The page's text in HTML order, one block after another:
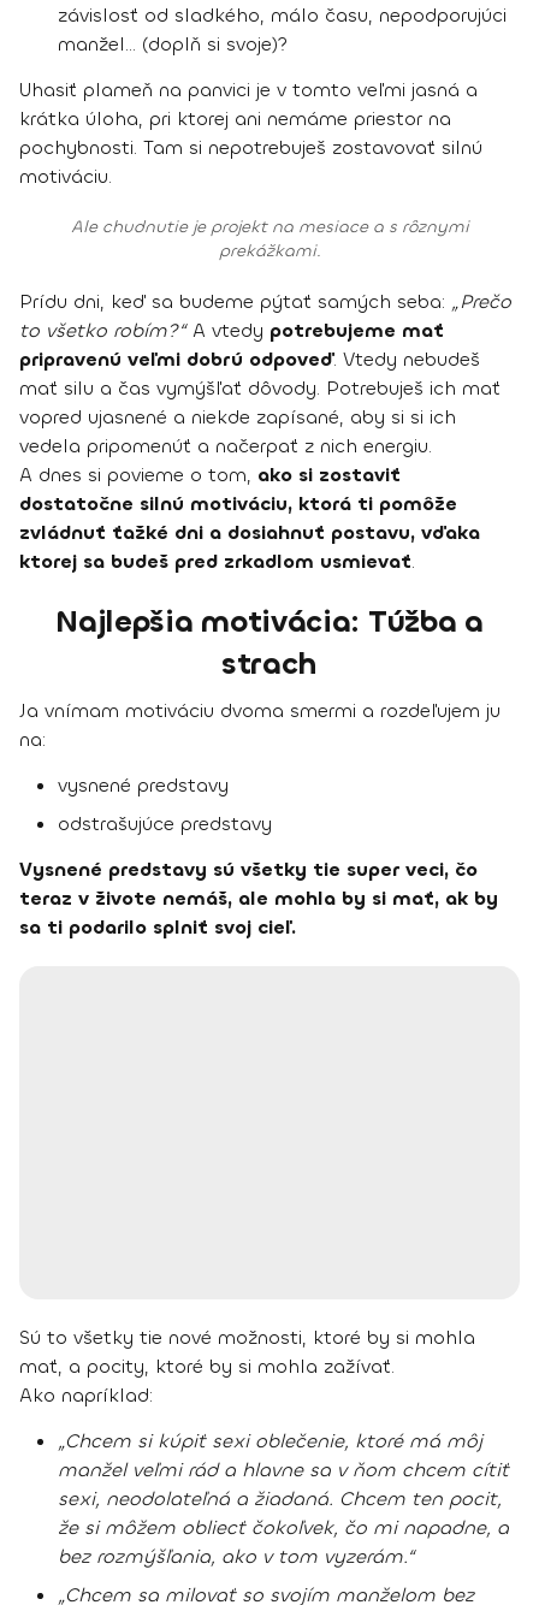
závislosť od sladkého, málo času, nepodporujúci
manžel… (doplň si svoje)?
Uhasiť plameň na panvici je v tomto veľmi jasná a
krátka úloha, pri ktorej ani nemáme priestor na
pochybnosti. Tam si nepotrebuješ zostavovať silnú
motiváciu.
Ale chudnutie je projekt na mesiace a s rôznymi
prekážkami.
Prídu dni, keď sa budeme pýtať samých seba: „Prečo
to všetko robím?“A vtedy potrebujeme mať
pripravenú veľmi dobrú odpoveď. Vtedy nebudeš
mať silu a čas vymýšľať dôvody. Potrebuješ ich mať
vopred ujasnené a niekde zapísané, aby si si ich
vedela pripomenúť a načerpať z nich energiu.
A dnes si povieme o tom, ako si zostaviť
dostatočne silnú motiváciu, ktorá ti pomôže
zvládnuť ťažké dni a dosiahnuť postavu, vďaka
ktorej sa budeš pred zrkadlom usmievať.
Najlepšia motivácia: Túžba a
strach
Ja vnímam motiváciu dvoma smermi a rozdeľujem ju
na:
vysnené predstavy
odstrašujúce predstavy
Vysnené predstavy sú všetky tie super veci, čo
teraz v živote nemáš, ale mohla by si mať, ak by
sa ti podarilo splniť svoj cieľ.
Sú to všetky tie nové možnosti, ktoré by si mohla
mať, a pocity, ktoré by si mohla zažívať.
Ako napríklad:
„Chcem si kúpiť sexi oblečenie, ktoré má môj
manžel veľmi rád a hlavne sa v ňom chcem cítiť
sexi, neodolateľná a žiadaná. Chcem ten pocit,
že si môžem obliecť čokoľvek, čo mi napadne, a
bez rozmýšľania, ako v tom vyzerám.“
„Chcem sa milovať so svojím manželom bez